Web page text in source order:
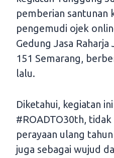
pemberian santunan
pengemudi ojek
Gedung Jasa
151 Semarang,
lalu.
Diketahui, kegiatan
#ROADTO30th, tidak
perayaan ulang
juga sebagai wujud